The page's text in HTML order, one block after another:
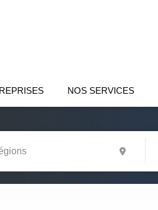
NOS SERVICES